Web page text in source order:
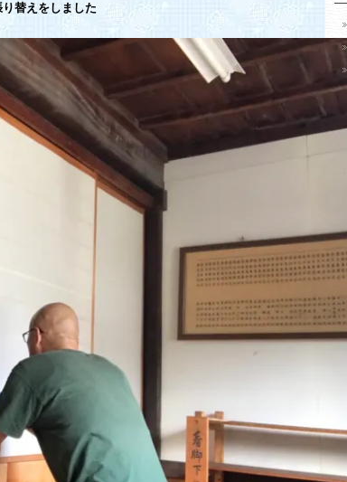
替えをしました